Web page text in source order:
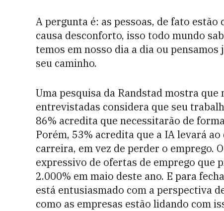
A pergunta é: as pessoas, de fato
causa desconforto, isso todo mundo
temos em nosso dia a dia ou
seu caminho.
Uma pesquisa da Randstad mostra que
entrevistadas considera que seu
86% acredita que necessitarão de
Porém, 53% acredita que a IA levará
carreira, em vez de perder o emprego.
expressivo de ofertas de emprego que
2.000% em maio deste ano. E para
está entusiasmado com a perspectiva
como as empresas estão lidando com